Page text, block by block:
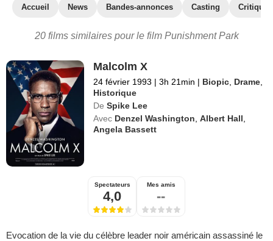
Accueil News Bandes-annonces Casting
20 films similaires pour le film Punishment Park
Malcolm X
24 février 1993 | 3h 21min | Biopic Drame
Historique
De Spike Lee
Avec Denzel Washington ,Albert Hall
Angela Bassett
Spectateurs
4,0
Mes amis
--
Evocation de la vie du célèbre leader noir américain assassiné le